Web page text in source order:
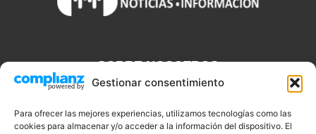
Gestionar consentimiento
Para ofrecer las mejores experiencias, utilizamos tecnologías como las
cookies para almacenar y/o acceder a la información del dispositivo. El
SOBRE NOSOTROS
que necesitas saber sobre noticias, novedades, tecnologías y
aplicaciones que te ayudaran a ser un mejor Djs.